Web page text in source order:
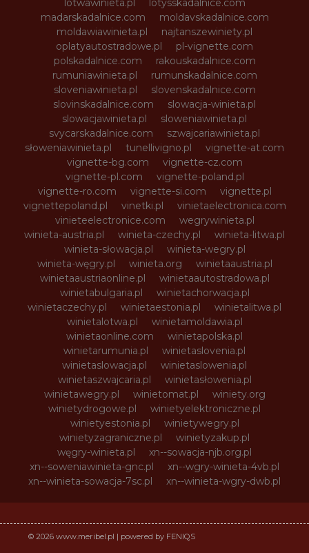
lotwawinieta.pl
lotysskadalnice.com
madarskadalnice.com
moldavskadalnice.com
moldawiawinieta.pl
najtanszewiniety.pl
oplatyautostradowe.pl
pl-vignette.com
polskadalnice.com
rakouskadalnice.com
rumuniawinieta.pl
rumunskadalnice.com
sloveniawinieta.pl
slovenskadalnice.com
slovinskadalnice.com
slowacja-winieta.pl
slowacjawinieta.pl
sloweniawinieta.pl
svycarskadalnice.com
szwajcariawinieta.pl
słoweniawinieta.pl
tunellivigno.pl
vignette-at.com
vignette-bg.com
vignette-cz.com
vignette-pl.com
vignette-poland.pl
vignette-ro.com
vignette-si.com
vignette.pl
vignettepoland.pl
vinetki.pl
vinietaelectronica.com
vinieteelectronice.com
wegrywinieta.pl
winieta-austria.pl
winieta-czechy.pl
winieta-litwa.pl
winieta-słowacja.pl
winieta-wegry.pl
winieta-węgry.pl
winieta.org
winietaaustria.pl
winietaaustriaonline.pl
winietaautostradowa.pl
winietabulgaria.pl
winietachorwacja.pl
winietaczechy.pl
winietaestonia.pl
winietalitwa.pl
winietalotwa.pl
winietamoldawia.pl
winietaonline.com
winietapolska.pl
winietarumunia.pl
winietaslovenia.pl
winietaslowacja.pl
winietaslowenia.pl
winietaszwajcaria.pl
winietasłowenia.pl
winietawegry.pl
winietomat.pl
winiety.org
winietydrogowe.pl
winietyelektroniczne.pl
winietyestonia.pl
winietywegry.pl
winietyzagraniczne.pl
winietyzakup.pl
węgry-winieta.pl
xn--sowacja-njb.org.pl
xn--soweniawinieta-gnc.pl
xn--wgry-winieta-4vb.pl
xn--winieta-sowacja-7sc.pl
xn--winieta-wgry-dwb.pl
© 2026 www.meribel.pl | powered by FENIQS